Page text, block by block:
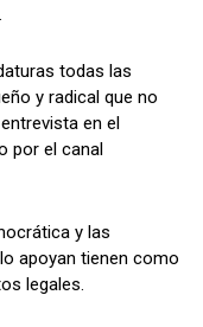
todas las
y radical que no
en el
por el canal
y las
apoyan tienen como
legales.